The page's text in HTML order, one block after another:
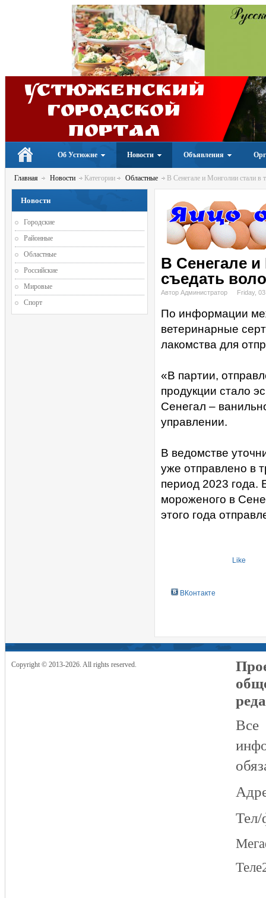
Устюженский
Городской
портал
Об Устюжне Новости Объявления
Главная Новости Категории Областные В Сенегале и Монголии стали в
В Сенегале
съедать
Автор Администратор Friday,
По информации
ветеринарные
лакомства для
«В партии,
продукции стало
Сенегал –
управлении.
В ведомстве
уже отправлено в
период 2023 года.
мороженого в
этого года
Like
ВКонтакте
Новости
Городские
Районные
Областные
Российские
Мировые
Спорт
Copyright © 2013-2026. All rights reserved.